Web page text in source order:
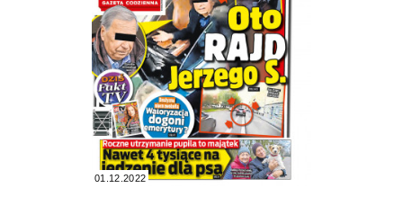
01.12.2022